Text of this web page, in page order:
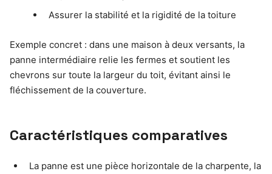
Assurer la stabilité et la rigidité de la toiture
Exemple concret : dans une maison à deux versants, la
panne intermédiaire relie les fermes et soutient les
chevrons sur toute la largeur du toit, évitant ainsi le
fléchissement de la couverture.
Caractéristiques comparatives
La panne est une pièce horizontale de la charpente, la